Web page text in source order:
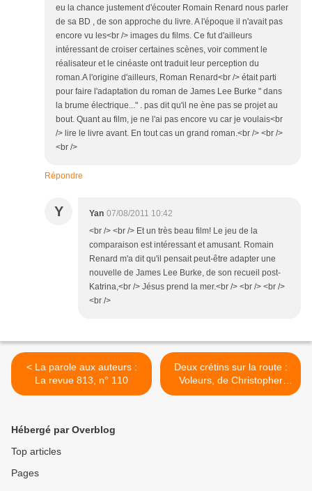
eu la chance justement d'écouter Romain Renard nous parler
de sa BD , de son approche du livre. A l'époque il n'avait pas
encore vu les<br /> images du films. Ce fut d'ailleurs
intéressant de croiser certaines scènes, voir comment le
réalisateur et le cinéaste ont traduit leur perception du
roman.A l'origine d'ailleurs, Roman Renard<br /> était parti
pour faire l'adaptation du roman de James Lee Burke " dans
la brume électrique..." . pas dit qu'il ne ène pas se projet au
bout. Quant au film, je ne l'ai pas encore vu car je voulais<br
/> lire le livre avant. En tout cas un grand roman.<br /> <br />
<br />
Répondre
Y Yan 07/08/2011 10:42
<br /> <br /> Et un très beau film! Le jeu de la
comparaison est intéressant et amusant. Romain
Renard m'a dit qu'il pensait peut-être adapter une
nouvelle de James Lee Burke, de son recueil post-
Katrina,<br /> Jésus prend la mer.<br /> <br /> <br />
<br />
< La parole aux auteurs :
La revue 813, n° 110
Deux crétins sur la route :
Voleurs, de Christopher
Cook >
Hébergé par Overblog
Top articles
Pages